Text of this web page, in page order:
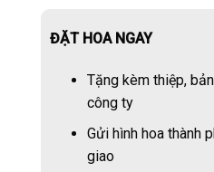
ĐẶT HOA NGAY
Tặng kèm thiệp,
công ty
Gửi hình hoa thành
giao